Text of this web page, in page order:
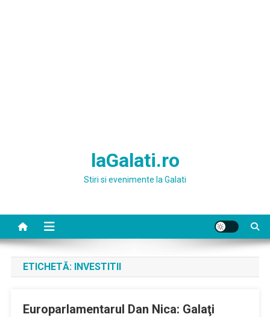
laGalati.ro
Stiri si evenimente la Galati
ETICHETĂ: INVESTITII
Europarlamentarul Dan Nica: Galaţi